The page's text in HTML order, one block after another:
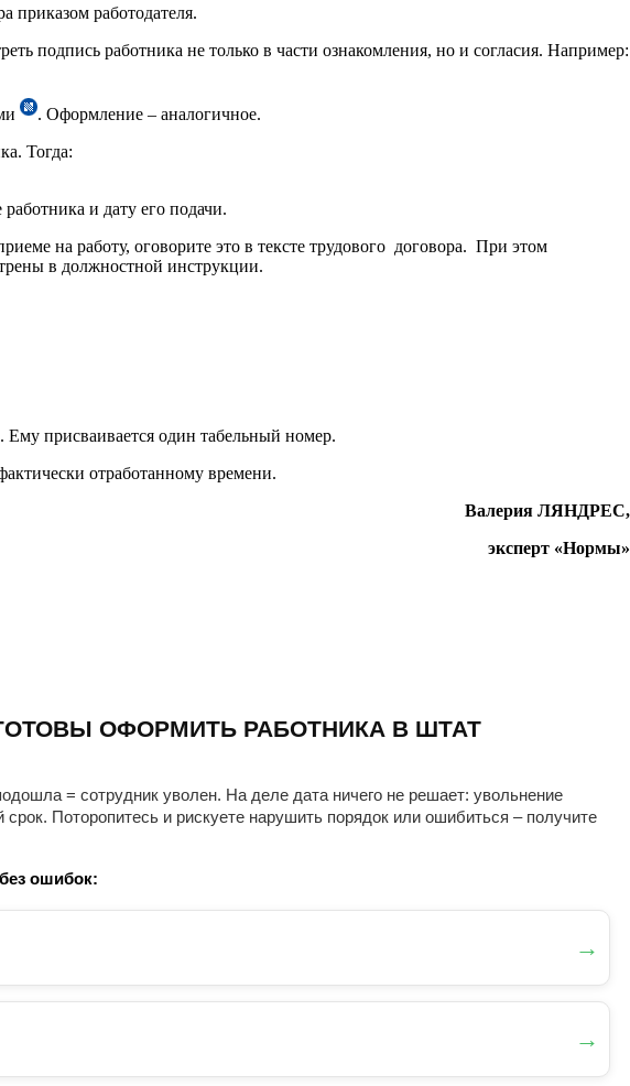
приказом работодателя.
подпись работника не только в части ознакомления, но и согласия. Например:
. Оформление – аналогичное.
Тогда:
и дату его подачи.
на работу, оговорите это в тексте трудового договора. При этом
в должностной инструкции.
присваивается один табельный номер.
отработанному времени.
Валерия ЛЯНДРЕС,
эксперт «Нормы»
ОФОРМИТЬ РАБОТНИКА В ШТАТ
= сотрудник уволен. На деле дата ничего не решает: увольнение
Поторопитесь и рискуете нарушить порядок или ошибиться – получите
ошибок:
→
→